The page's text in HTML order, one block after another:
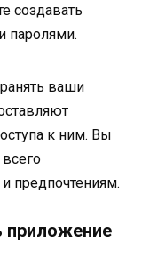
создавать
паролями.
ваши
к ним. Вы
предпочтениям.
приложение